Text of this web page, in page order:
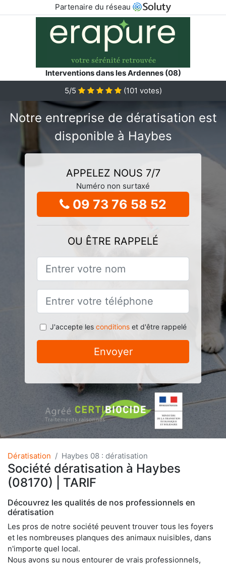
Partenaire du réseau
Interventions dans les Ardennes (08)
5/5
(101 votes)
Notre entreprise de dératisation est
disponible à Haybes
APPELEZ NOUS 7/7
Numéro non surtaxé
09 73 76 58 52
OU ÊTRE RAPPELÉ
J'accepte les conditionset d'être rappelé
Envoyer
Dératisation Haybes 08 : dératisation
Société dératisation à Haybes
(08170) | TARIF
Découvrez les qualités de nos professionnels en
dératisation
Les pros de notre société peuvent trouver tous les foyers
et les nombreuses planques des animaux nuisibles, dans
n'importe quel local.
Nous avons su nous entourer de vrais professionnels,